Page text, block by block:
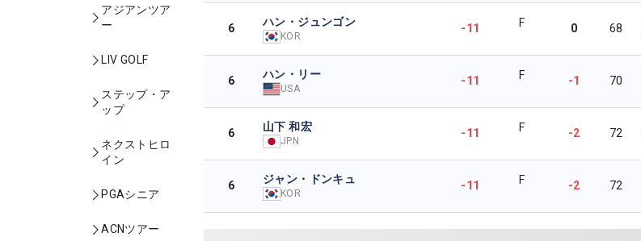
アジアンツア
ー
LIV GOLF
ステップ・ア
ップ
ネクストヒロ
イン
PGAシニア
ACNツアー
6 ハン・ジュンゴン
KOR
-11 F 0 68
6 ハン・リー
USA
-11 F -1 70
6 山下 和宏
JPN
-11 F -2 72
6 ジャン・ドンキュ
KOR
-11 F -2 72